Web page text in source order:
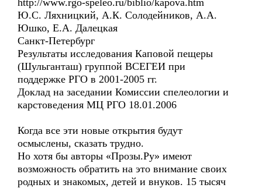
http://www.rgo-speleo.ru/biblio/kapova.htm
Ю.С. Ляхницкий, А.К. Солодейников, А.А.
Юшко, Е.А. Далецкая
Санкт-Петербург
Результаты исследования Каповой пещеры
(Шульганташ) группой ВСЕГЕИ при
поддержке РГО в 2001-2005 гг.
Доклад на заседании Комиссии спелеологии и
карстоведения МЦ РГО 18.01.2006
Когда все эти новые открытия будут
осмыслены, сказать трудно.
Но хотя бы авторы «Прозы.Ру» имеют
возможность обратить на это внимание своих
родных и знакомых, детей и внуков. 15 тысяч